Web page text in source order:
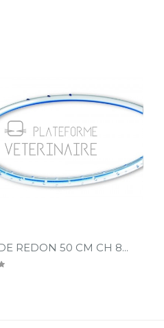
REDON 50 CM CH 8...